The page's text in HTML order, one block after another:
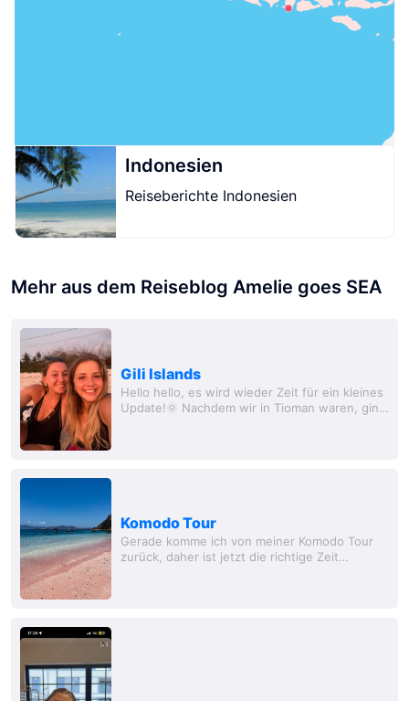
Indonesien
Reiseberichte Indonesien
Mehr aus dem Reiseblog Amelie goes SEA
Gili Islands
Hello hello, es wird wieder Zeit für ein kleines
Update!🌞 Nachdem wir in Tioman waren, ging
Komodo Tour
Gerade komme ich von meiner Komodo Tour
zurück, daher ist jetzt die richtige Zeit